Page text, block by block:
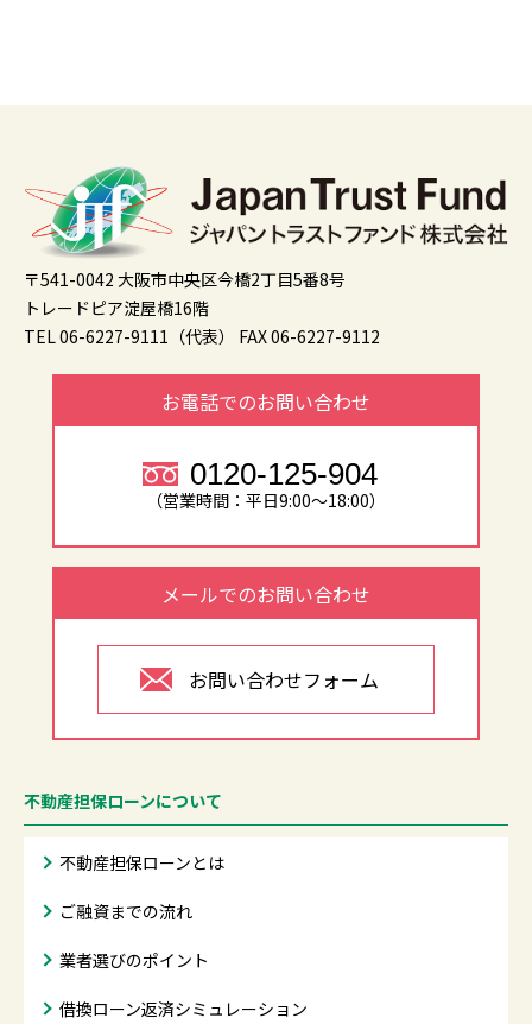
〒541-0042 大阪市中央区今橋2丁目5番8号
トレードピア淀屋橋16階
TEL 06-6227-9111（代表）
FAX 06-6227-9112
お電話でのお問い合わせ
0120-125-904
（営業時間：平日9:00～18:00）
メールでのお問い合わせ
お問い合わせフォーム
不動産担保ローンについて
不動産担保ローンとは
ご融資までの流れ
業者選びのポイント
借換ローン返済シミュレーション